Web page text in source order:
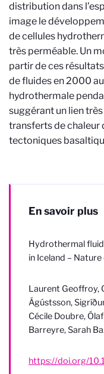
distribution dans
image le
de cellules
très perméable. Un
partir de ces
de fluides en 2000
hydrothermale
suggérant un lien
transferts de chaleur
tectoniques
En savoir plus
Hydrothermal
in Iceland –
Laurent Geoffroy,
Ágústsson,
Cécile Doubre,
Barreyre, Sarah
https://doi.org/